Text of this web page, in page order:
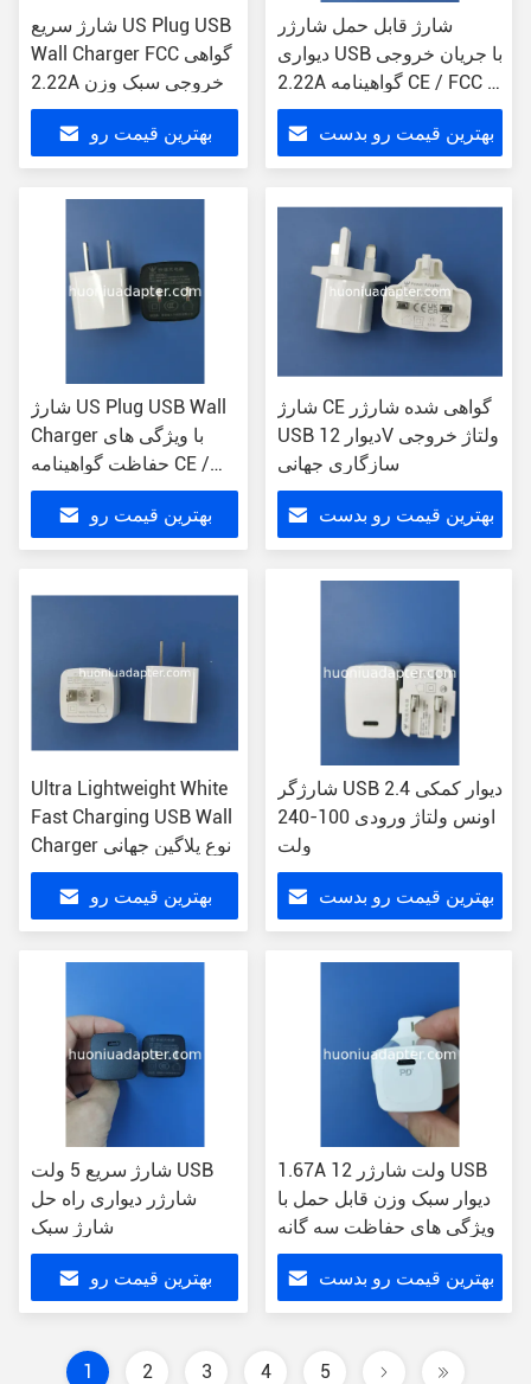
شارژ سریع US Plug USB
Wall Charger FCC گواهی
2.22A خروجی سبک وزن
بهترین قیمت رو
شارژ قابل حمل شارژر
دیواری USB با جریان خروجی
2.22A گواهینامه CE / FCC /
RoHS
بهترین قیمت رو بدست
شارژ US Plug USB Wall
Charger با ویژگی های
حفاظت گواهینامه CE /
FCC / RoHS
بهترین قیمت رو
شارژ CE گواهی شده شارژر
USB دیوار 12V ولتاژ خروجی
سازگاری جهانی
بهترین قیمت رو بدست
Ultra Lightweight White
Fast Charging USB Wall
Charger نوع پلاگین جهانی
بهترین قیمت رو
شارژگر USB دیوار کمکی 2.4
اونس ولتاژ ورودی 100-240
ولت
بهترین قیمت رو بدست
شارژ سریع 5 ولت USB
شارژر دیواری راه حل
شارژ سبک
بهترین قیمت رو
1.67A 12 ولت شارژر USB
دیوار سبک وزن قابل حمل با
ویژگی های حفاظت سه گانه
بهترین قیمت رو بدست
1 2 3 4 5